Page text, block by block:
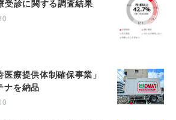
受診に関する調査結果
療提供体制確保事業」
ナを納品